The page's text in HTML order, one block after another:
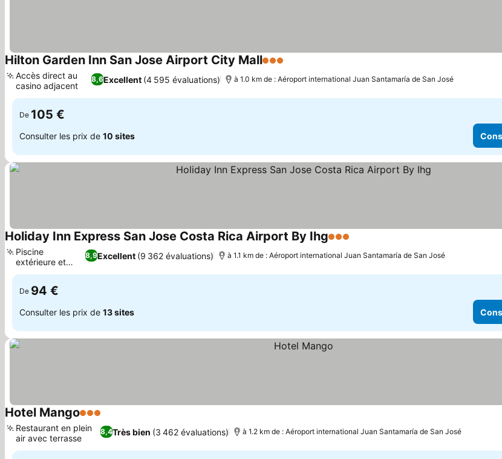
Hilton Garden Inn San Jose Airport City Mall3 Étoiles
8,6Excellent (4 595 évaluations)
Accès direct au
casino adjacent
à 1.0 km de : Aéroport international Juan Santamaría de San José
De 105 €
Consulter les prix de 10 sites
Holiday Inn Express San Jose Costa Rica Airport By Ihg3 Étoiles
8,9Excellent (9 362 évaluations)
Piscine
extérieure et
terrasse
à 1.1 km de : Aéroport international Juan Santamaría de San José
De 94 €
Consulter les prix de 13 sites
Hotel Mango3 Étoiles
8,4Très bien (3 462 évaluations)
Restaurant en plein
air avec terrasse
à 1.2 km de : Aéroport international Juan Santamaría de San José